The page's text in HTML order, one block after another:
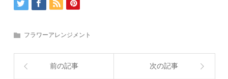
フラワーアレンジメント
前の記事 次の記事